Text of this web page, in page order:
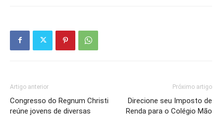
Artigo anterior
Congresso do Regnum Christi
reúne jovens de diversas
Próximo artigo
Direcione seu Imposto de
Renda para o Colégio Mão